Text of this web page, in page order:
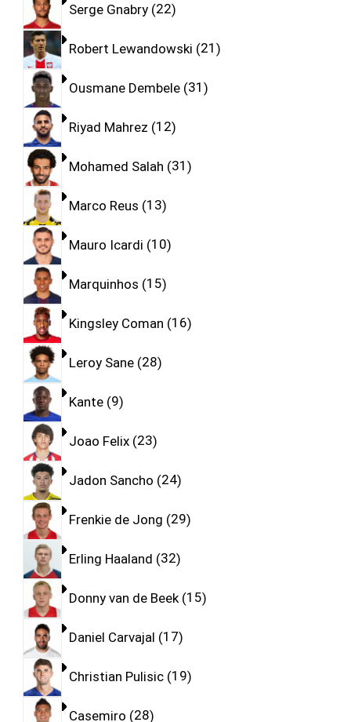
Serge Gnabry 22
Robert Lewandowski 21
Ousmane Dembele 31
Riyad Mahrez 12
Mohamed Salah 31
Marco Reus 13
Mauro Icardi 10
Marquinhos 15
Kingsley Coman 16
Leroy Sane 28
Kante 9
Joao Felix 23
Jadon Sancho 24
Frenkie de Jong 29
Erling Haaland 32
Donny van de Beek 15
Daniel Carvajal 17
Christian Pulisic 19
Casemiro 28